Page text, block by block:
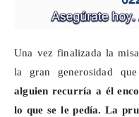
Una vez finalizada la
la gran generosidad
alguien recurría a él
lo que se le pedía. La